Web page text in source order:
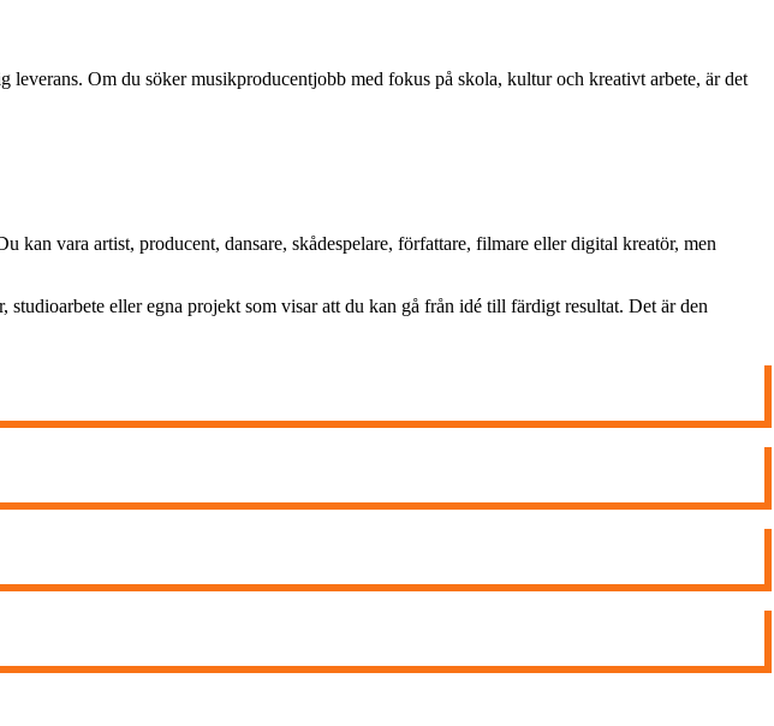
Om du söker musikproducentjobb med fokus på skola, kultur och kreativt arbete, är det
vara artist, producent, dansare, skådespelare, författare, filmare eller digital kreatör, men
eller egna projekt som visar att du kan gå från idé till färdigt resultat. Det är den